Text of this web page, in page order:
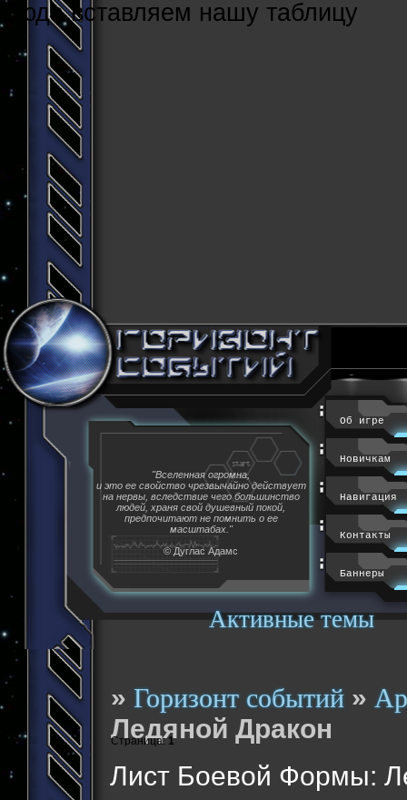
Cюда вставляем нашу таблицу
Активные темы
"Вселенная огромна,
и это ее свойство чрезвычайно действует
на нервы, вследствие чего большинство
людей, храня свой душевный покой,
предпочитают не помнить о ее
масштабах."
© Дуглас Адамс
Об игре
Новичкам
Навигация
Контакты
Баннеры
»Горизонт событий »
Ледяной Дракон
Лист Боевой Формы:
Страница:1